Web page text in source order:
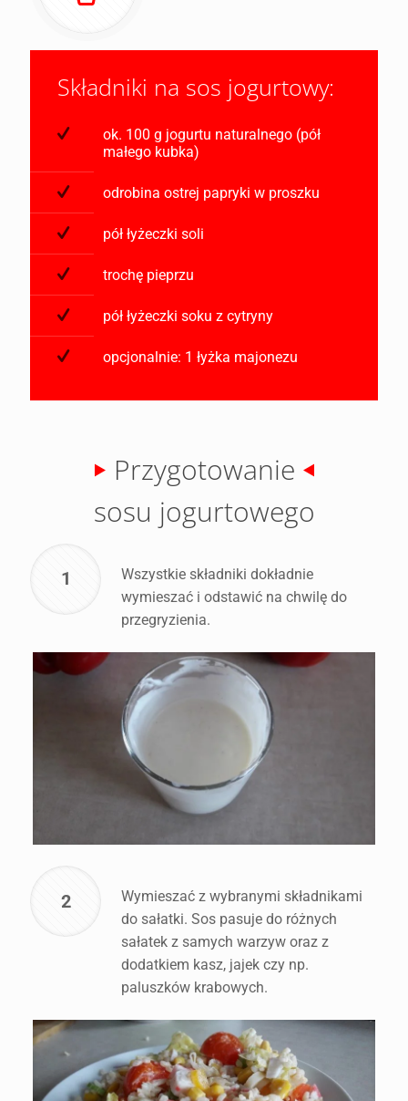
Składniki na sos jogurtowy:
ok. 100 g jogurtu naturalnego (pół
małego kubka)
odrobina ostrej papryki w proszku
pół łyżeczki soli
trochę pieprzu
pół łyżeczki soku z cytryny
opcjonalnie: 1 łyżka majonezu
Przygotowanie
sosu jogurtowego
1
Wszystkie składniki dokładnie
wymieszać i odstawić na chwilę do
przegryzienia.
2
Wymieszać z wybranymi składnikami
do sałatki. Sos pasuje do różnych
sałatek z samych warzyw oraz z
dodatkiem kasz, jajek czy np.
paluszków krabowych.